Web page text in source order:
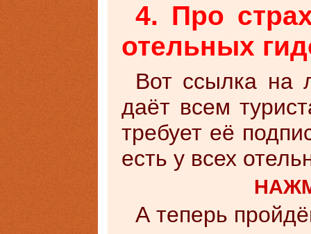
4. Про
отельных
Вот ссылка на
даёт всем
требует её
есть у всех
А теперь